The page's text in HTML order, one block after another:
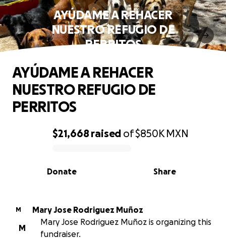
AYÚDAME A REHACER
NUESTRO REFUGIO DE
PERRITOS
0% complete
$21,668 raised of$850K MXN
Share
Donate
AYÚDAME A REHACER
NUESTRO REFUGIO DE
PERRITOS
M
Mary Jose Rodriguez Muñoz
M
Mary Jose Rodriguez Muñoz is organizing this
fundraiser.